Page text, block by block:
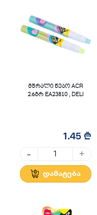
მშრალი წებო ACR
2.6გრ EA23810 , DELI
1.45 ₾
- +
დამატება